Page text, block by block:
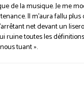
de la musique. Je me
Il m’aura fallu
net devant un
ruine toutes les
tuant ».